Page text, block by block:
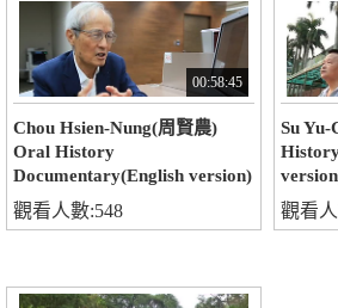
00:58:45
Chou Hsien-Nung(周賢農)
Oral History
Documentary(English version)
觀看人數:548
Su
觀看